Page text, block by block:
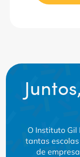
O Instituto Gil
tantas
de